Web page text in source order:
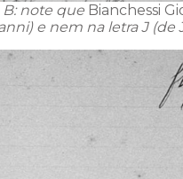
note que Bianchessi
e nem na letra J (de